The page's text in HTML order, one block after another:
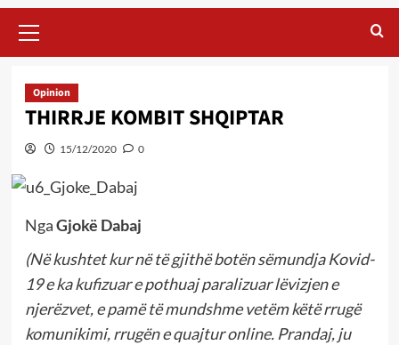
Menu
Opinion
THIRRJE KOMBIT SHQIPTAR
15/12/2020 0
NgaGjokë Dabaj
(Në kushtet kur në të gjithë botën sëmundja Kovid-
19 e ka kufizuar e pothuaj paralizuar lëvizjen e
njerëzvet, e pamë të mundshme vetëm këtë rrugë
komunikimi, rrugën e quajtur online. Prandaj, ju